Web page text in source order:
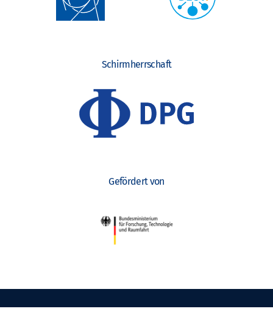
Schirmherrschaft
Gefördert von